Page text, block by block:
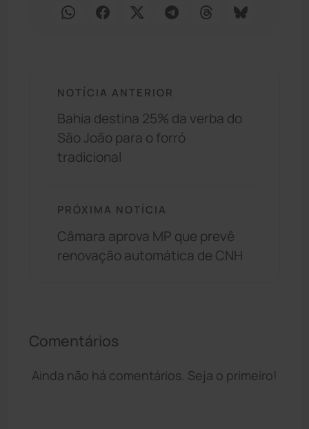
NOTÍCIA ANTERIOR
Bahia destina 25% da verba do
São João para o forró
tradicional
PRÓXIMA NOTÍCIA
Câmara aprova MP que prevê
renovação automática de CNH
Comentários
Ainda não há comentários. Seja o primeiro!